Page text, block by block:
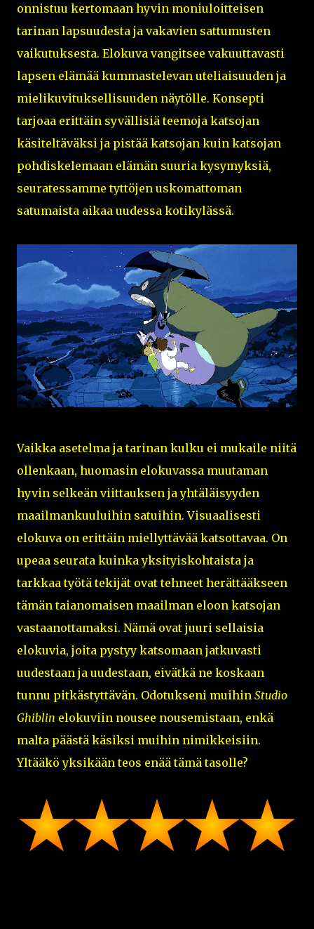
onnistuu kertomaan hyvin moniuloitteisen
tarinan lapsuudesta ja vakavien sattumusten
vaikutuksesta. Elokuva vangitsee vakuuttavasti
lapsen elämää kummastelevan uteliaisuuden ja
mielikuvituksellisuuden näytölle. Konsepti
tarjoaa erittäin syvällisiä teemoja katsojan
käsiteltäväksi ja pistää katsojan kuin katsojan
pohdiskelemaan elämän suuria kysymyksiä,
seuratessamme tyttöjen uskomattoman
satumaista aikaa uudessa kotikylässä.
Vaikka asetelma ja tarinan kulku ei mukaile niitä
ollenkaan, huomasin elokuvassa muutaman
hyvin selkeän viittauksen ja yhtäläisyyden
maailmankuuluihin satuihin. Visuaalisesti
elokuva on erittäin miellyttävää katsottavaa. On
upeaa seurata kuinka yksityiskohtaista ja
tarkkaa työtä tekijät ovat tehneet herättääkseen
tämän taianomaisen maailman eloon katsojan
vastaanottamaksi. Nämä ovat juuri sellaisia
elokuvia, joita pystyy katsomaan jatkuvasti
uudestaan ja uudestaan, eivätkä ne koskaan
tunnu pitkästyttävän. Odotukseni muihin Studio
Ghiblin elokuviin nousee nousemistaan, enkä
malta päästä käsiksi muihin nimikkeisiin.
Yltääkö yksikään teos enää tämä tasolle?